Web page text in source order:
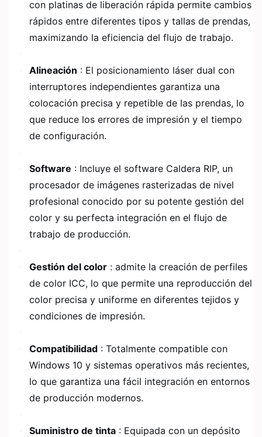
con platinas de liberación rápida permite cambios
rápidos entre diferentes tipos y tallas de prendas,
maximizando la eficiencia del flujo de trabajo.
Alineación : El posicionamiento láser dual con
interruptores independientes garantiza una
colocación precisa y repetible de las prendas, lo
que reduce los errores de impresión y el tiempo
de configuración.
Software : Incluye el software Caldera RIP, un
procesador de imágenes rasterizadas de nivel
profesional conocido por su potente gestión del
color y su perfecta integración en el flujo de
trabajo de producción.
Gestión del color: admite la creación de perfiles
de color ICC, lo que permite una reproducción del
color precisa y uniforme en diferentes tejidos y
condiciones de impresión.
Compatibilidad: Totalmente compatible con
Windows 10 y sistemas operativos más recientes,
lo que garantiza una fácil integración en entornos
de producción modernos.
Suministro de tinta: Equipada con un depósito